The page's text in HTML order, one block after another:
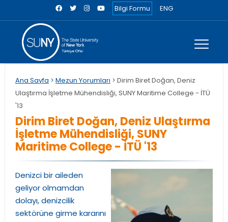
Bilgi Formu ENG
Ana Sayfa > Mezun Yorumları > Dirim Biret Doğan, Deniz
Ulaştırma İşletme Mühendisliği, SUNY Maritime College - İTÜ
'13
Dirim Biret Doğan, Deniz Ulaştırma
İşletme Mühendisliği, SUNY
Maritime College - İTÜ '13
Denizci bir aileden
geliyor olmamdan
dolayı, denizcilik
sektörüne girme kararını